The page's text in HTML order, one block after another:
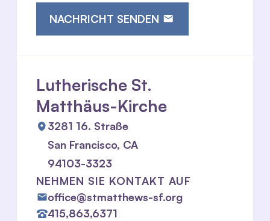
Lutherische St.
Matthäus-Kirche
3281 16. Straße
San Francisco, CA
94103-3323
NEHMEN SIE KONTAKT AUF
office@stmatthews-sf.org
415,863,6371